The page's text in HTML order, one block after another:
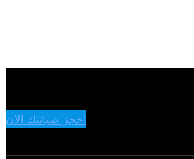
احجز صيانتك الان